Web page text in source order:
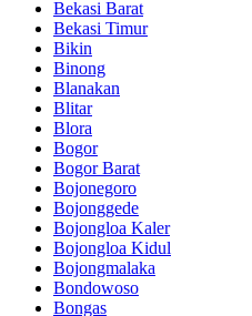
Bekasi Barat
Bekasi Timur
Bikin
Binong
Blanakan
Blitar
Blora
Bogor
Bogor Barat
Bojonegoro
Bojonggede
Bojongloa Kaler
Bojongloa Kidul
Bojongmalaka
Bondowoso
Bongas